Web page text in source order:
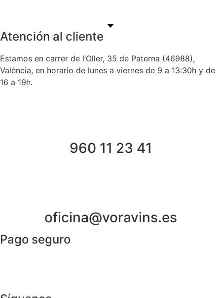
Atención al cliente
Estamos en carrer de l’Oller, 35 de Paterna (46988),
València, en horario de lunes a viernes de 9 a 13:30h y de
16 a 19h.
960 11 23 41
oficina@voravins.es
Pago seguro